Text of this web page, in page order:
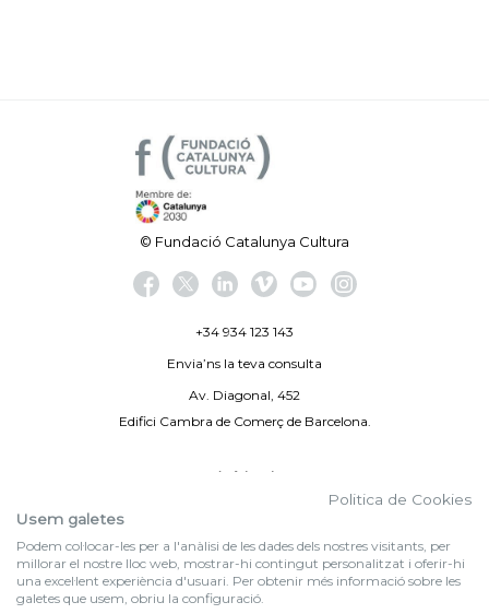
© Fundació Catalunya Cultura
+34 934 123 143
Envia’ns la teva consulta
Av. Diagonal, 452
Edifici Cambra de Comerç de Barcelona.
Avís legal
By 100X100NET
Politica de Cookies
Usem galetes
Podem col·locar-les per a l'anàlisi de les dades dels nostres visitants, per
millorar el nostre lloc web, mostrar-hi contingut personalitzat i oferir-hi
una excel·lent experiència d'usuari. Per obtenir més informació sobre les
galetes que usem, obriu la configuració.